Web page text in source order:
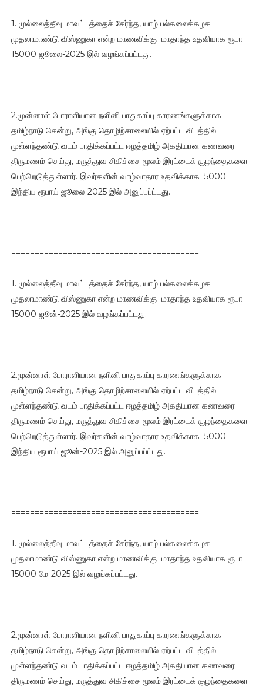
1. முல்லைத்தீவு மாவட்டத்தைச் சேர்ந்த, யாழ் பல்கலைக்கழக
முதலாமாண்டு விஸ்ணுகா என்ற மாணவிக்கு மாதாந்த உதவியாக ரூபா
15000 ஜூலை-2025 இல் வழங்கப்பட்டது.
2.முன்னாள் போராளியான நளினி பாதுகாப்பு காரணங்களுக்காக
தமிழ்நாடு சென்று, அங்கு தொழிற்சாலையில் ஏற்பட்ட விபத்தில்
முள்ளந்தண்டு வடம் பாதிக்கப்பட்ட ஈழத்தமிழ் அகதியான கணவரை
திருமணம் செய்து, மருத்துவ சிகிச்சை மூலம் இரட்டைக் குழந்தைகளை
பெற்றெடுத்துள்ளார். இவர்களின் வாழ்வாதார உதவிக்காக 5000
இந்திய ரூபாய் ஜூலை-2025 இல் அனுப்பப்ட்டது.
========================================
1. முல்லைத்தீவு மாவட்டத்தைச் சேர்ந்த, யாழ் பல்கலைக்கழக
முதலாமாண்டு விஸ்ணுகா என்ற மாணவிக்கு மாதாந்த உதவியாக ரூபா
15000 ஜூன்-2025 இல் வழங்கப்பட்டது.
2.முன்னாள் போராளியான நளினி பாதுகாப்பு காரணங்களுக்காக
தமிழ்நாடு சென்று, அங்கு தொழிற்சாலையில் ஏற்பட்ட விபத்தில்
முள்ளந்தண்டு வடம் பாதிக்கப்பட்ட ஈழத்தமிழ் அகதியான கணவரை
திருமணம் செய்து, மருத்துவ சிகிச்சை மூலம் இரட்டைக் குழந்தைகளை
பெற்றெடுத்துள்ளார். இவர்களின் வாழ்வாதார உதவிக்காக 5000
இந்திய ரூபாய் ஜூன்-2025 இல் அனுப்பப்ட்டது.
========================================
1. முல்லைத்தீவு மாவட்டத்தைச் சேர்ந்த, யாழ் பல்கலைக்கழக
முதலாமாண்டு விஸ்ணுகா என்ற மாணவிக்கு மாதாந்த உதவியாக ரூபா
15000 மே-2025 இல் வழங்கப்பட்டது.
2.முன்னாள் போராளியான நளினி பாதுகாப்பு காரணங்களுக்காக
தமிழ்நாடு சென்று, அங்கு தொழிற்சாலையில் ஏற்பட்ட விபத்தில்
முள்ளந்தண்டு வடம் பாதிக்கப்பட்ட ஈழத்தமிழ் அகதியான கணவரை
திருமணம் செய்து, மருத்துவ சிகிச்சை மூலம் இரட்டைக் குழந்தைகளை